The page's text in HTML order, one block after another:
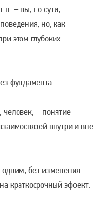
– вы, по сути,
но, как
этом глубоких
фундамента.
человек, – понятие
внутри и вне
одним, без изменения
краткосрочный эффект.